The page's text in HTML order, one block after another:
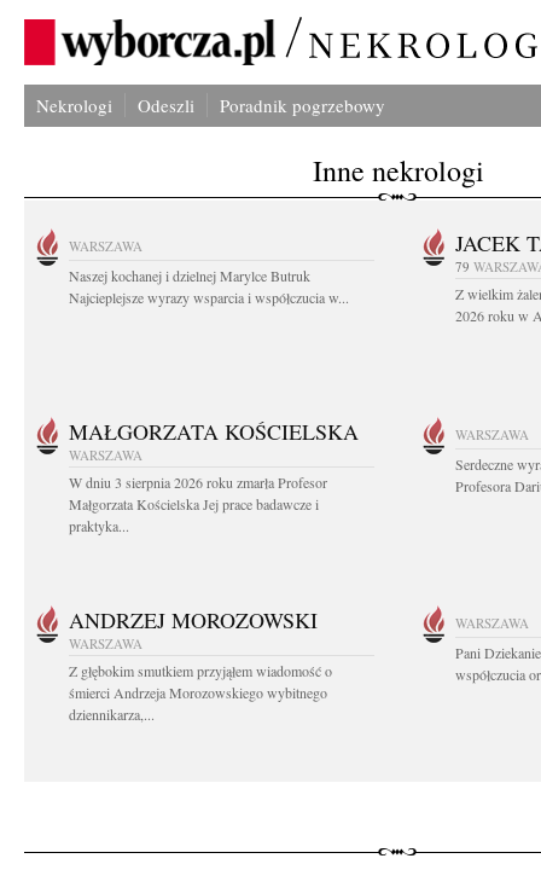
Nekrologi Odeszli Poradnik pogrzebowy
Inne nekrologi
WARSZAWA
Naszej kochanej i dzielnej Marylce Butruk
Najcieplejsze wyrazy wsparcia i współczucia w...
JACEK
79
Z wielkim
2026 roku w
MAŁGORZATA KOŚCIELSKA
WARSZAWA
W dniu 3 sierpnia 2026 roku zmarła Profesor
Małgorzata Kościelska Jej prace badawcze i
praktyka...
WARSZAWA
Serdeczne
Profesora
ANDRZEJ MOROZOWSKI
WARSZAWA
Z głębokim smutkiem przyjąłem wiadomość o
śmierci Andrzeja Morozowskiego wybitnego
dziennikarza,...
WARSZAWA
Pani
współczucia